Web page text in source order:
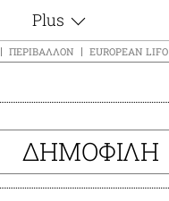
Plus
Θέματα
Ζώδια
Εξομολογήσεις
Blogs
ΠΕΡΙΒΆΛΛΟΝ EUROPEAN LIFO
ΔΗΜΟΦΙΛΗ